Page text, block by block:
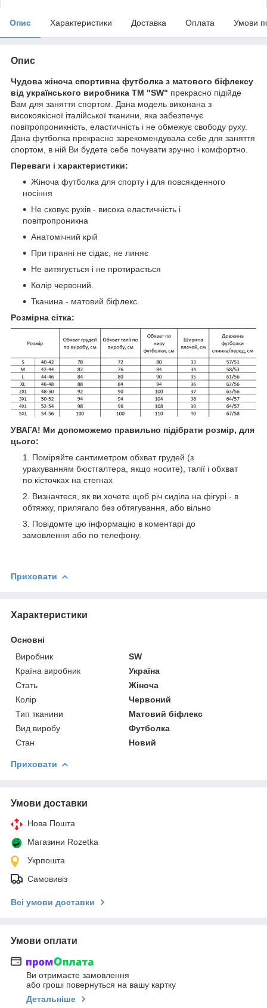
Опис Характеристики Доставка Оплата Умови
Опис
Чудова жіноча спортивна футболка з матового біфлексу
від українського виробника ТМ "SW" прекрасно підійде
Вам для заняття спортом. Дана модель виконана з
високоякісної італійської тканини, яка забезпечує
повітропроникність, еластичність і не обмежує свободу руху.
Дана футболка прекрасно зарекомендувала себе для заняття
спортом, в ній Ви будете себе почувати зручно і комфортно.
Переваги і характеристики:
Жіноча футболка для спорту і для повсякденного
носіння
Не сковує рухів - висока еластичність і
повітропроникна
Анатомічний крій
При пранні не сідає, не линяє
Не витягується і не протирається
Колір червоний.
Тканина - матовий біфлекс.
Розмірна сітка:
УВАГА! Ми допоможемо правильно підібрати розмір, для
цього:
Поміряйте сантиметром обхват грудей (з
урахуванням бюстгалтера, якщо носите), талії і обхват
по кісточках на стегнах
Визначтеся, як ви хочете щоб річ сиділа на фігурі - в
обтяжку, прилягало без обтягування, або вільно
Повідомте цю інформацію в коментарі до
замовлення або по телефону.
Приховати
Характеристики
Основні
Виробник
SW
Країна виробник
Україна
Стать
Жіноча
Колір
Червоний
Тип тканини
Матовий біфлекс
Вид виробу
Футболка
Стан
Новий
Приховати
Умови доставки
Нова Пошта
Магазини Rozetka
Укрпошта
Самовивіз
Всі умови доставки
Умови оплати
Ви отримаєте замовлення
або гроші повернуться на вашу картку
Детальніше